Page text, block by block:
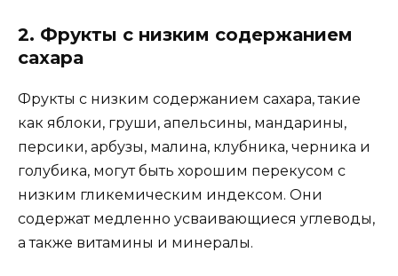
2. Фрукты с низким содержанием
сахара
Фрукты с низким содержанием сахара, такие
как яблоки, груши, апельсины, мандарины,
персики, арбузы, малина, клубника, черника и
голубика, могут быть хорошим перекусом с
низким гликемическим индексом. Они
содержат медленно усваивающиеся углеводы,
а также витамины и минералы.